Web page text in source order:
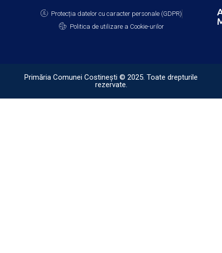
Protecția datelor cu caracter personale (GDPR)
Politica de utilizare a Cookie-urilor
Primăria Comunei Costinești © 2025. Toate drepturile
rezervate.